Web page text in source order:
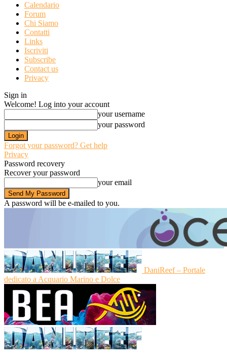
Calendario
Forum
Chi Siamo
Contatti
Links
Iscriviti
Subscribe
Contact us
Privacy
Sign in
Welcome! Log into your account
your username
your password
Forgot your password? Get help
Privacy
Password recovery
Recover your password
your email
A password will be e-mailed to you.
DaniReef – Portale
dedicato a Acquario Marino e Dolce